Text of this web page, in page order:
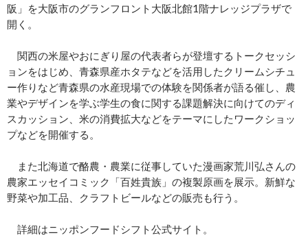
阪」を大阪市のグランフロント大阪北館1階ナレッジプラザで
開く。
関西の米屋やおにぎり屋の代表者らが登壇するトークセッシ
ョンをはじめ、青森県産ホタテなどを活用したクリームシチュ
ー作りなど青森県の水産現場での体験を関係者が語る催し、農
業やデザインを学ぶ学生の食に関する課題解決に向けてのディ
スカッション、米の消費拡大などをテーマにしたワークショッ
プなどを開催する。
また北海道で酪農・農業に従事していた漫画家荒川弘さんの
農家エッセイコミック「百姓貴族」の複製原画を展示。新鮮な
野菜や加工品、クラフトビールなどの販売も行う。
詳細はニッポンフードシフト公式サイト。